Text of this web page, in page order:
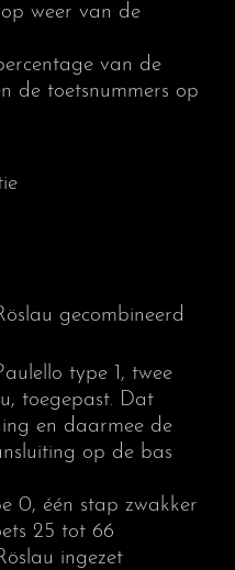
weer van de
van de
de toetsnummers op
gecombineerd
type 1, twee
toegepast. Dat
en daarmee de
op de bas
0, één stap zwakker
25 tot 66
ingezet